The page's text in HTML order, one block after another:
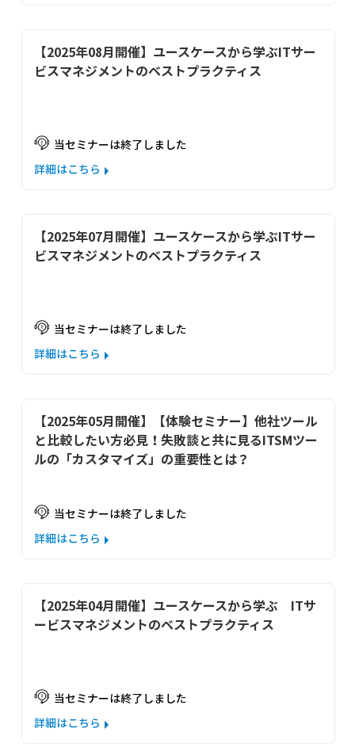
【2025年08月開催】ユースケースから学ぶITサー
ビスマネジメントのベストプラクティス
当セミナーは終了しました
詳細はこちら
【2025年07月開催】ユースケースから学ぶITサー
ビスマネジメントのベストプラクティス
当セミナーは終了しました
詳細はこちら
【2025年05月開催】【体験セミナー】他社ツール
と比較したい方必見！失敗談と共に見るITSMツー
ルの「カスタマイズ」の重要性とは？
当セミナーは終了しました
詳細はこちら
【2025年04月開催】ユースケースから学ぶ　ITサ
ービスマネジメントのベストプラクティス
当セミナーは終了しました
詳細はこちら